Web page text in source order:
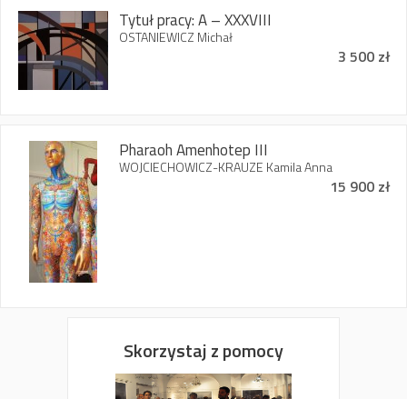
Tytuł pracy: A – XXXVIII
OSTANIEWICZ Michał
3 500 zł
Pharaoh Amenhotep III
WOJCIECHOWICZ-KRAUZE Kamila Anna
15 900 zł
Skorzystaj z pomocy